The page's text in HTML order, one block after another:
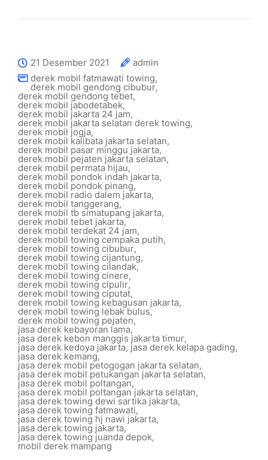
21 Desember 2021
admin
derek mobil fatmawati towing,
derek mobil gendong cibubur,
derek mobil gendong tebet,
derek mobil jabodetabek,
derek mobil jakarta 24 jam,
derek mobil jakarta selatan derek towing,
derek mobil jogja,
derek mobil kalibata jakarta selatan,
derek mobil pasar minggu jakarta,
derek mobil pejaten jakarta selatan,
derek mobil permata hijau,
derek mobil pondok indah jakarta,
derek mobil pondok pinang,
derek mobil radio dalem jakarta,
derek mobil tanggerang,
derek mobil tb simatupang jakarta,
derek mobil tebet jakarta,
derek mobil terdekat 24 jam,
derek mobil towing cempaka putih,
derek mobil towing cibubur,
derek mobil towing cijantung,
derek mobil towing cilandak,
derek mobil towing cinere,
derek mobil towing cipulir,
derek mobil towing ciputat,
derek mobil towing kebagusan jakarta,
derek mobil towing lebak bulus,
derek mobil towing pejaten,
jasa derek kebayoran lama,
jasa derek kebon manggis jakarta timur,
jasa derek kedoya jakarta, jasa derek kelapa gading,
jasa derek kemang,
jasa derek mobil petogogan jakarta selatan,
jasa derek mobil petukangan jakarta selatan,
jasa derek mobil poltangan,
jasa derek mobil poltangan jakarta selatan,
jasa derek towing dewi sartika jakarta,
jasa derek towing fatmawati,
jasa derek towing hj nawi jakarta,
jasa derek towing jakarta,
jasa derek towing juanda depok,
mobil derek mampang